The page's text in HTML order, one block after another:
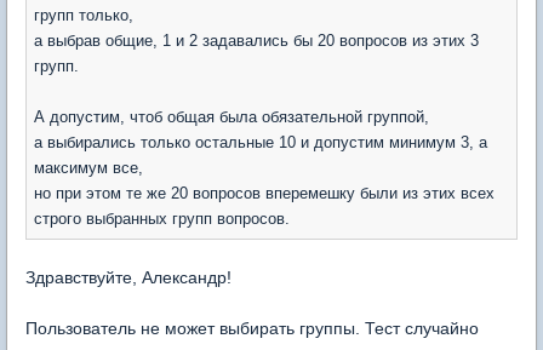
групп только,
а выбрав общие, 1 и 2 задавались бы 20 вопросов из этих 3
групп.
А допустим, чтоб общая была обязательной группой,
а выбирались только остальные 10 и допустим минимум 3, а
максимум все,
но при этом те же 20 вопросов вперемешку были из этих всех
строго выбранных групп вопросов.
Здравствуйте, Александр!
Пользователь не может выбирать группы. Тест случайно